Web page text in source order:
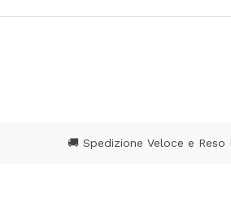
🚚 Spedizione Veloce e Reso